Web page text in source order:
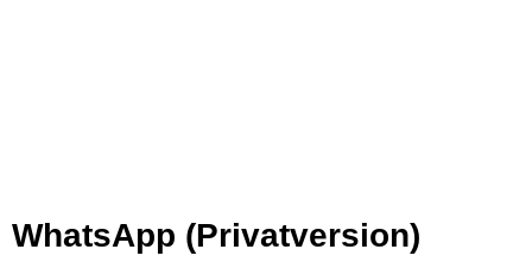
WhatsApp (Privatversion)